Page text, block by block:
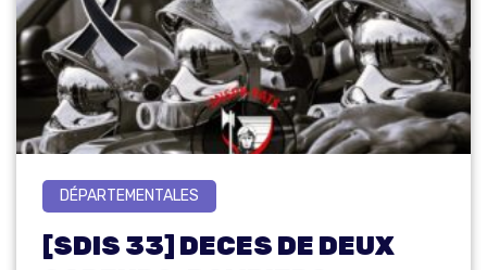
DÉPARTEMENTALES
[SDIS 33] DECES DE DEUX